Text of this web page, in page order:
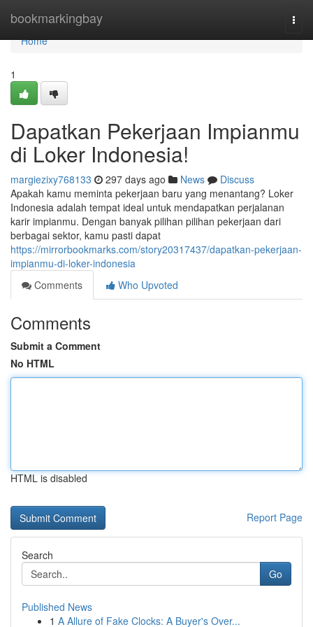
bookmarkingbay
Home
Home
1
Dapatkan Pekerjaan Impianmu
di Loker Indonesia!
margiezixy768133 297 days ago News
Discuss
Apakah kamu meminta pekerjaan baru yang menantang? Loker
Indonesia adalah tempat ideal untuk mendapatkan perjalanan
karir impianmu. Dengan banyak pilihan pilihan pekerjaan dari
berbagai sektor, kamu pasti dapat
https://mirrorbookmarks.com/story20317437/dapatkan-pekerjaan-
impianmu-di-loker-indonesia
Comments
Who Upvoted
Comments
Submit a Comment
No HTML
HTML is disabled
Report Page
Search
Go
Published News
1 A Allure of Fake Clocks: A Buyer's Over...